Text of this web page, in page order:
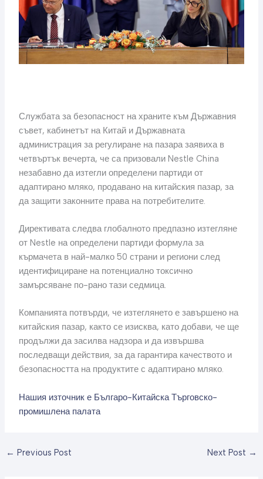
Службата за безопасност на храните към Държавния
съвет, кабинетът на Китай и Държавната
администрация за регулиране на пазара заявиха в
четвъртък вечерта, че са призовали Nestle China
незабавно да изтегли определени партиди от
адаптирано мляко, продавано на китайския пазар, за
да защити законните права на потребителите.
Директивата следва глобалното предпазно изтегляне
от Nestle на определени партиди формула за
кърмачета в най-малко 50 страни и региони след
идентифициране на потенциално токсично
замърсяване по-рано тази седмица.
Компанията потвърди, че изтеглянето е завършено на
китайския пазар, както се изисква, като добави, че ще
продължи да засилва надзора и да извършва
последващи действия, за да гарантира качеството и
безопасността на продуктите с адаптирано мляко.
Нашия източник е Българо-Китайска Търговско-
промишлена палaта
← Previous Post Next Post →